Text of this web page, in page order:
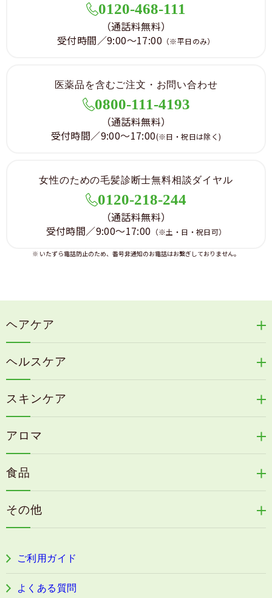
0120-468-111
（通話料無料）
受付時間／9:00～17:00 （※平日のみ）
医薬品を含むご注文・お問い合わせ
0800-111-4193
（通話料無料）
受付時間／9:00～17:00(※日・祝日は除く)
女性のための毛髪診断士無料相談ダイヤル
0120-218-244
（通話料無料）
受付時間／9:00～17:00 （※土・日・祝日可）
※ いたずら電話防止のため、番号非通知のお電話はお繋ぎしておりません。
ヘアケア
冷感育毛エッセンス
リリィジュミスト
リリィジュサプリ
毛歓
ヘアケアその他
ヘルスケア
天の葉健康緑茶
カイアポシリーズ
速感伝統香醋
古家のにんにく
目の疲労感・首肩に感じる負担緩和サプリ
阿波晩茶
スキンケア
うる肌箋
フェミールホワイトNKB
アロマ
浦上式アロマシリーズ
色彩マスク
食品
その他
ご利用ガイド
よくある質問